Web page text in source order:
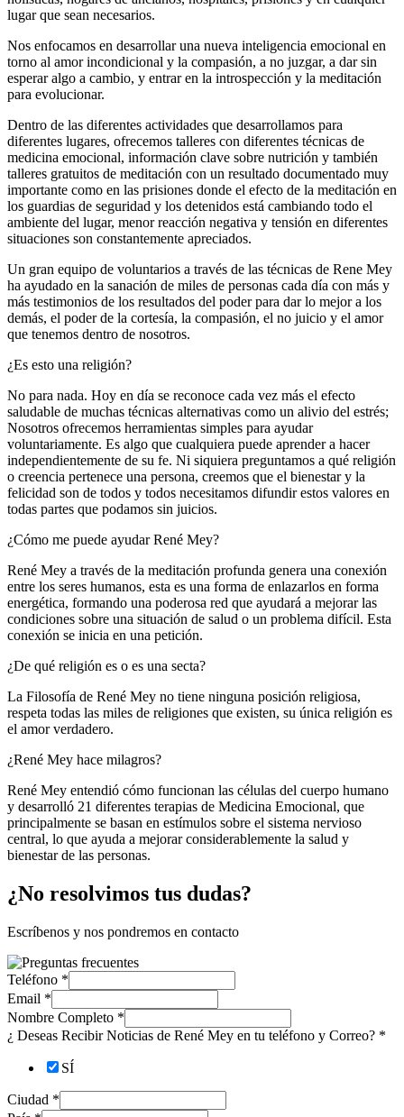
lugar que sean necesarios.
Nos enfocamos en desarrollar una nueva inteligencia emocional en
torno al amor incondicional y la compasión, a no juzgar, a dar sin
esperar algo a cambio, y entrar en la introspección y la meditación
para evolucionar.
Dentro de las diferentes actividades que desarrollamos para
diferentes lugares, ofrecemos talleres con diferentes técnicas de
medicina emocional, información clave sobre nutrición y también
talleres gratuitos de meditación con un resultado documentado muy
importante como en las prisiones donde el efecto de la meditación en
los guardias de seguridad y los detenidos está cambiando todo el
ambiente del lugar, menor reacción negativa y tensión en diferentes
situaciones son constantemente apreciados.
Un gran equipo de voluntarios a través de las técnicas de Rene Mey
ha ayudado en la sanación de miles de personas cada día con más y
más testimonios de los resultados del poder para dar lo mejor a los
demás, el poder de la cortesía, la compasión, el no juicio y el amor
que tenemos dentro de nosotros.
¿Es esto una religión?
No para nada. Hoy en día se reconoce cada vez más el efecto
saludable de muchas técnicas alternativas como un alivio del estrés;
Nosotros ofrecemos herramientas simples para ayudar
voluntariamente. Es algo que cualquiera puede aprender a hacer
independientemente de su fe. Ni siquiera preguntamos a qué religión
o creencia pertenece una persona, creemos que el bienestar y la
felicidad son de todos y todos necesitamos difundir estos valores en
todas partes que podamos sin juicios.
¿Cómo me puede ayudar René Mey?
René Mey a través de la meditación profunda genera una conexión
entre los seres humanos, esta es una forma de enlazarlos en forma
energética, formando una poderosa red que ayudará a mejorar las
condiciones sobre una situación de salud o un problema difícil. Esta
conexión se inicia en una petición.
¿De qué religión es o es una secta?
La Filosofía de René Mey no tiene ninguna posición religiosa,
respeta todas las miles de religiones que existen, su única religión es
el amor verdadero.
¿René Mey hace milagros?
René Mey entendió cómo funcionan las células del cuerpo humano
y desarrolló 21 diferentes terapias de Medicina Emocional, que
principalmente se basan en estímulos sobre el sistema nervioso
central, lo que ayuda a mejorar considerablemente la salud y
bienestar de las personas.
¿No resolvimos tus dudas?
Escríbenos y nos pondremos en contacto
Teléfono *
Email *
Nombre Completo *
¿ Deseas Recibir Noticias de René Mey en tu teléfono y Correo? *
SÍ
Ciudad *